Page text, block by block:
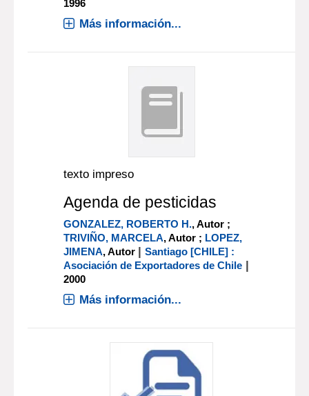
1996
Más información...
texto impreso
Agenda de pesticidas
GONZALEZ, ROBERTO H., Autor ;
TRIVIÑO, MARCELA, Autor ; LOPEZ,
JIMENA, Autor |Santiago [CHILE] :
Asociación de Exportadores de Chile |
2000
Más información...